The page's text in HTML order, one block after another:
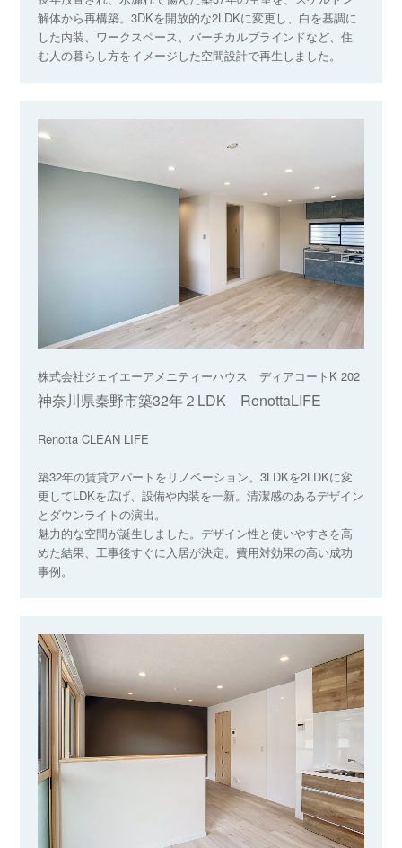
解体から再構築。3DKを開放的な2LDKに変更し、白を基調に
した内装、ワークスペース、バーチカルブラインドなど、住
む人の暮らし方をイメージした空間設計で再生しました。
株式会社ジェイエーアメニティーハウス ディアコートK 202
神奈川県秦野市築32年２LDK RenottaLIFE
Renotta CLEAN LIFE
築32年の賃貸アパートをリノベーション。3LDKを2LDKに変
更してLDKを広げ、設備や内装を一新。清潔感のあるデザイン
とダウンライトの演出。
魅力的な空間が誕生しました。デザイン性と使いやすさを高
めた結果、工事後すぐに入居が決定。費用対効果の高い成功
事例。